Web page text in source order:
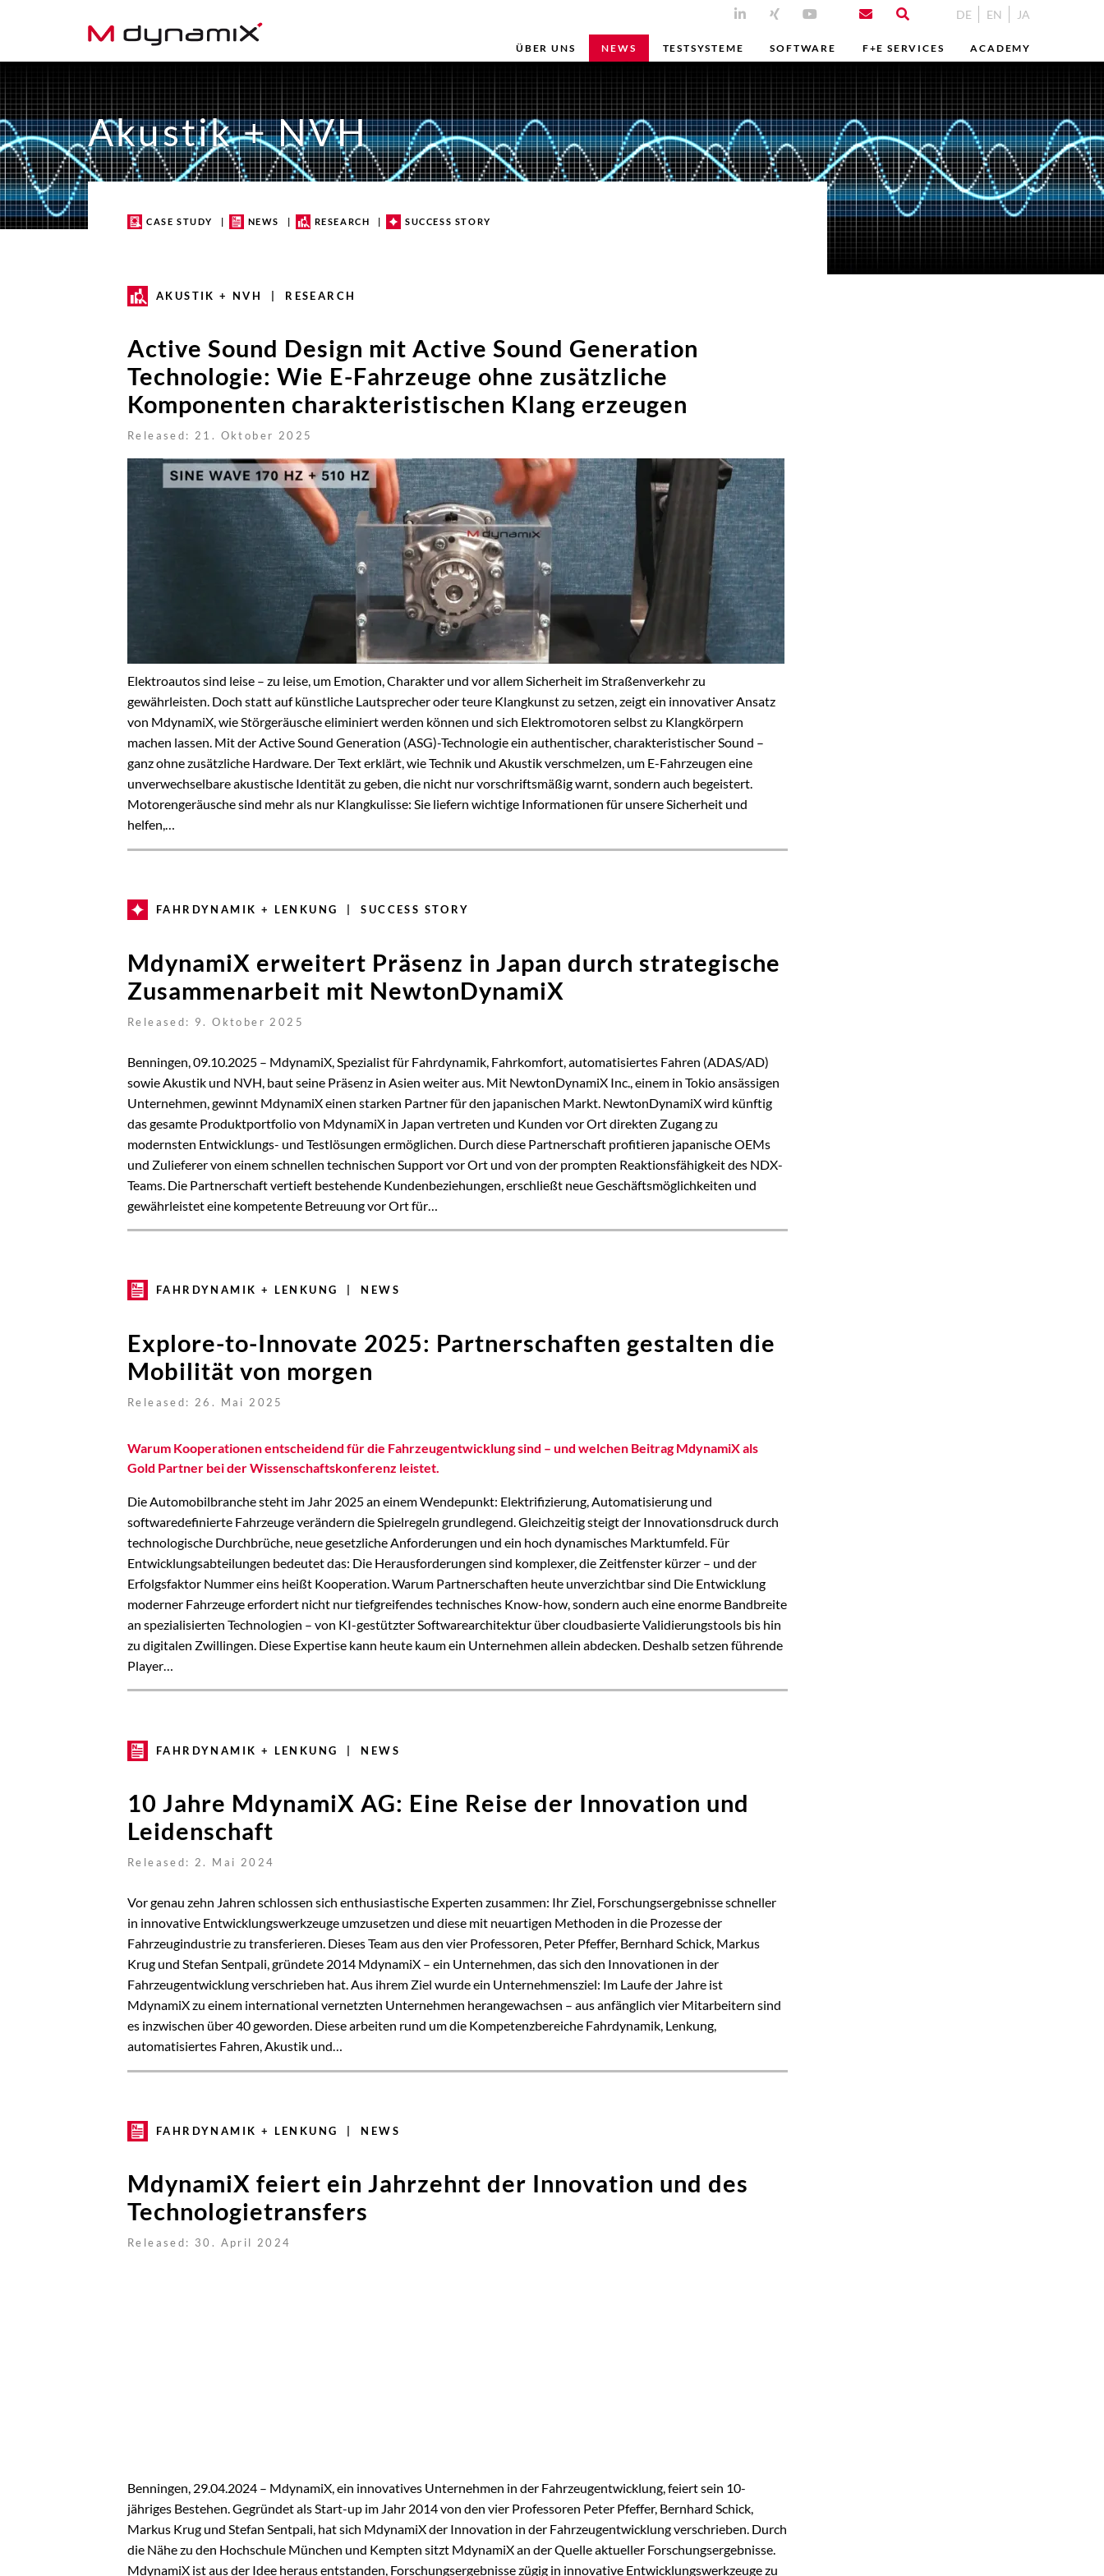
to
content
DE EN JA
ÜBER UNS NEWS TESTSYSTEME SOFTWARE F+E SERVICES ACADEMY
Akustik + NVH
CASE STUDY NEWS RESEARCH SUCCESS STORY
AKUSTIK + NVH | RESEARCH
Active Sound Design mit Active Sound Generation
Technologie: Wie E-Fahrzeuge ohne zusätzliche
Komponenten charakteristischen Klang erzeugen
Released: 21. Oktober 2025
Elektroautos sind leise – zu leise, um Emotion, Charakter und vor allem Sicherheit im Straßenverkehr zu
gewährleisten. Doch statt auf künstliche Lautsprecher oder teure Klangkunst zu setzen, zeigt ein innovativer Ansatz
von MdynamiX, wie Störgeräusche eliminiert werden können und sich Elektromotoren selbst zu Klangkörpern
machen lassen. Mit der Active Sound Generation (ASG)-Technologie ein authentischer, charakteristischer Sound –
ganz ohne zusätzliche Hardware. Der Text erklärt, wie Technik und Akustik verschmelzen, um E-Fahrzeugen eine
unverwechselbare akustische Identität zu geben, die nicht nur vorschriftsmäßig warnt, sondern auch begeistert.
Motorengeräusche sind mehr als nur Klangkulisse: Sie liefern wichtige Informationen für unsere Sicherheit und
helfen,…
FAHRDYNAMIK + LENKUNG | SUCCESS STORY
MdynamiX erweitert Präsenz in Japan durch strategische
Zusammenarbeit mit NewtonDynamiX
Released: 9. Oktober 2025
Benningen, 09.10.2025 – MdynamiX, Spezialist für Fahrdynamik, Fahrkomfort, automatisiertes Fahren (ADAS/AD)
sowie Akustik und NVH, baut seine Präsenz in Asien weiter aus. Mit NewtonDynamiX Inc., einem in Tokio ansässigen
Unternehmen, gewinnt MdynamiX einen starken Partner für den japanischen Markt. NewtonDynamiX wird künftig
das gesamte Produktportfolio von MdynamiX in Japan vertreten und Kunden vor Ort direkten Zugang zu
modernsten Entwicklungs- und Testlösungen ermöglichen. Durch diese Partnerschaft profitieren japanische OEMs
und Zulieferer von einem schnellen technischen Support vor Ort und von der prompten Reaktionsfähigkeit des NDX-
Teams. Die Partnerschaft vertieft bestehende Kundenbeziehungen, erschließt neue Geschäftsmöglichkeiten und
gewährleistet eine kompetente Betreuung vor Ort für…
FAHRDYNAMIK + LENKUNG | NEWS
Explore-to-Innovate 2025: Partnerschaften gestalten die
Mobilität von morgen
Released: 26. Mai 2025
Warum Kooperationen entscheidend für die Fahrzeugentwicklung sind – und welchen Beitrag MdynamiX als
Gold Partner bei der Wissenschaftskonferenz leistet.
Die Automobilbranche steht im Jahr 2025 an einem Wendepunkt: Elektrifizierung, Automatisierung und
softwaredefinierte Fahrzeuge verändern die Spielregeln grundlegend. Gleichzeitig steigt der Innovationsdruck durch
technologische Durchbrüche, neue gesetzliche Anforderungen und ein hoch dynamisches Marktumfeld. Für
Entwicklungsabteilungen bedeutet das: Die Herausforderungen sind komplexer, die Zeitfenster kürzer – und der
Erfolgsfaktor Nummer eins heißt Kooperation. Warum Partnerschaften heute unverzichtbar sind Die Entwicklung
moderner Fahrzeuge erfordert nicht nur tiefgreifendes technisches Know-how, sondern auch eine enorme Bandbreite
an spezialisierten Technologien – von KI-gestützter Softwarearchitektur über cloudbasierte Validierungstools bis hin
zu digitalen Zwillingen. Diese Expertise kann heute kaum ein Unternehmen allein abdecken. Deshalb setzen führende
Player…
FAHRDYNAMIK + LENKUNG | NEWS
10 Jahre MdynamiX AG: Eine Reise der Innovation und
Leidenschaft
Released: 2. Mai 2024
Vor genau zehn Jahren schlossen sich enthusiastische Experten zusammen: Ihr Ziel, Forschungsergebnisse schneller
in innovative Entwicklungswerkzeuge umzusetzen und diese mit neuartigen Methoden in die Prozesse der
Fahrzeugindustrie zu transferieren. Dieses Team aus den vier Professoren, Peter Pfeffer, Bernhard Schick, Markus
Krug und Stefan Sentpali, gründete 2014 MdynamiX – ein Unternehmen, das sich den Innovationen in der
Fahrzeugentwicklung verschrieben hat. Aus ihrem Ziel wurde ein Unternehmensziel: Im Laufe der Jahre ist
MdynamiX zu einem international vernetzten Unternehmen herangewachsen – aus anfänglich vier Mitarbeitern sind
es inzwischen über 40 geworden. Diese arbeiten rund um die Kompetenzbereiche Fahrdynamik, Lenkung,
automatisiertes Fahren, Akustik und…
FAHRDYNAMIK + LENKUNG | NEWS
MdynamiX feiert ein Jahrzehnt der Innovation und des
Technologietransfers
Released: 30. April 2024
AUTOMATISIERTES FAHREN - ADAS/AD | NEWS